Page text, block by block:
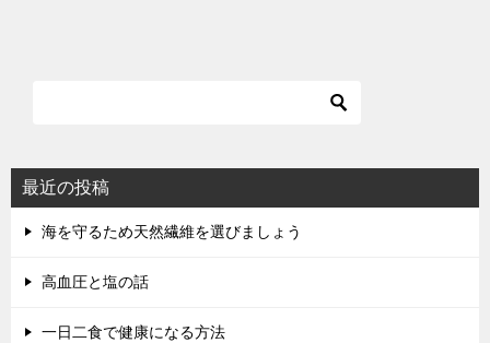
最近の投稿
海を守るため天然繊維を選びましょう
高血圧と塩の話
一日二食で健康になる方法